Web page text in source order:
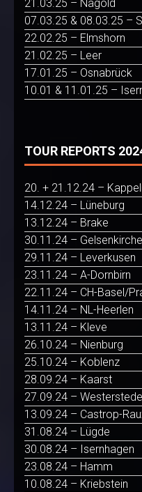
21.03.25 – Nagold
07.03.25 & 08.03.25 –
22.02.25 – Elmshorn
21.02.25 – Leer
17.01.25 – Osnabrück
10.01 & 11.01.25 –
TOUR REPORTS
20. + 21.12.24 –
14.12.24 – Lüneburg
13.12.24 – Brake
30.11.24 –
29.11.24 – Leverkusen
23.11.24 – A-Dornbirn
22.11.24 – CH-Basel/
14.11.24 – NL-Heerlen
13.11.24 – Kleve
26.10.24 – Nienburg
25.10.24 – Koblenz
28.09.24 – Kaarst
27.09.24 – Westerstede
13.09.24 – Castrop-
31.08.24 – Lügde
30.08.24 – Isernhagen
23.08.24 – Hamm
10.08.24 – Kriebstein